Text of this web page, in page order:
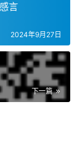
言
2024年9月27日
下一篇